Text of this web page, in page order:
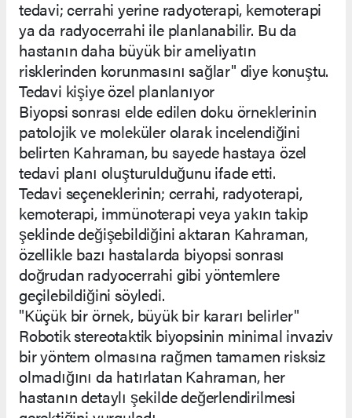
tedavi; cerrahi yerine radyoterapi, kemoterapi
ya da radyocerrahi ile planlanabilir. Bu da
hastanın daha büyük bir ameliyatın
risklerinden korunmasını sağlar" diye konuştu.
Tedavi kişiye özel planlanıyor
Biyopsi sonrası elde edilen doku örneklerinin
patolojik ve moleküler olarak incelendiğini
belirten Kahraman, bu sayede hastaya özel
tedavi planı oluşturulduğunu ifade etti.
Tedavi seçeneklerinin; cerrahi, radyoterapi,
kemoterapi, immünoterapi veya yakın takip
şeklinde değişebildiğini aktaran Kahraman,
özellikle bazı hastalarda biyopsi sonrası
doğrudan radyocerrahi gibi yöntemlere
geçilebildiğini söyledi.
"Küçük bir örnek, büyük bir kararı belirler"
Robotik stereotaktik biyopsinin minimal invaziv
bir yöntem olmasına rağmen tamamen risksiz
olmadığını da hatırlatan Kahraman, her
hastanın detaylı şekilde değerlendirilmesi